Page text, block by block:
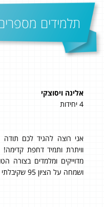
תלמידים
אלינה ויסוצקי
4 יחידות
אני רוצה להגיד לכם
וויתרת ותמיד דחפת
מדוייקים ומלמדים בצורה
ושמחה על הציון 95 שקיבלתי ב4 יחידות בזכותך :)